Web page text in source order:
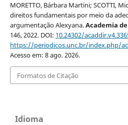
MORETTO, Bárbara Martini; SCOTTI,
direitos fundamentais por meio da
argumentação Alexyana.Academia
146, 2022. DOI: 10.24302/
https://periodicos.unc.br/index.php/
Acesso em: 8 ago. 2026.
Formatos de Citação
Idioma